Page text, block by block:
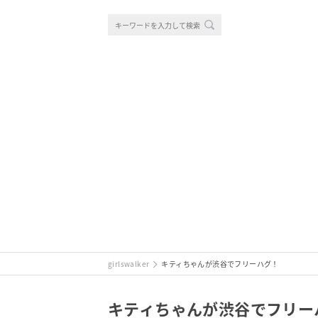
girlswalker キティちゃんが渋谷でフリーハグ！
キティちゃんが渋谷でフリ